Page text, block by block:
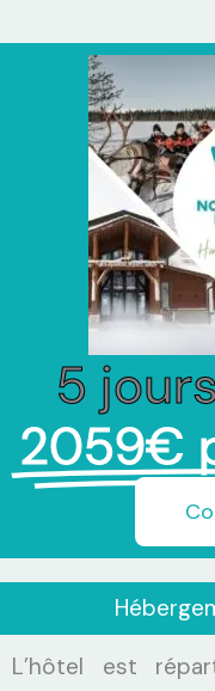
5
2059€
L’hôtel est